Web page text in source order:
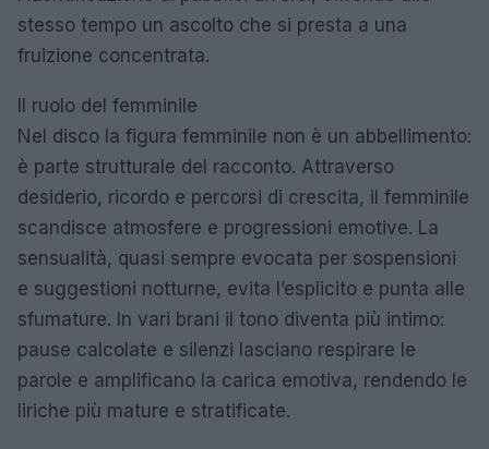
stesso tempo un ascolto che si presta a una
fruizione concentrata.
Il ruolo del femminile
Nel disco la figura femminile non è un abbellimento:
è parte strutturale del racconto. Attraverso
desiderio, ricordo e percorsi di crescita, il femminile
scandisce atmosfere e progressioni emotive. La
sensualità, quasi sempre evocata per sospensioni
e suggestioni notturne, evita l’esplicito e punta alle
sfumature. In vari brani il tono diventa più intimo:
pause calcolate e silenzi lasciano respirare le
parole e amplificano la carica emotiva, rendendo le
liriche più mature e stratificate.